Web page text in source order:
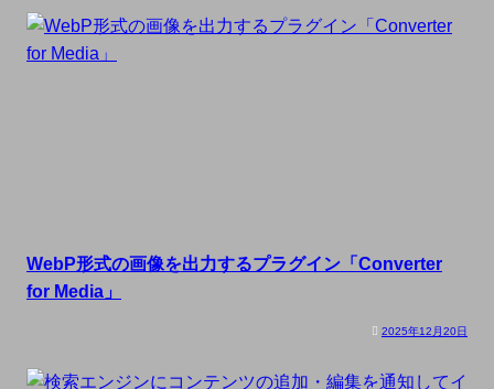
WebP形式の画像を出力するプラグイン「Converter
for Media」
2025年12月20日